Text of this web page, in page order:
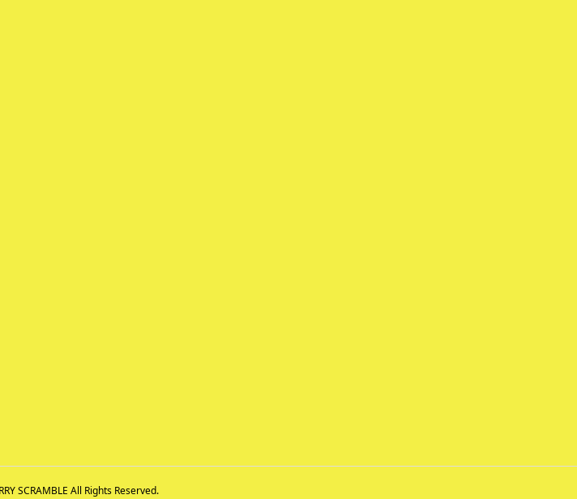
SCRAMBLE All Rights Reserved.